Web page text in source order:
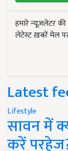
हमारे न्यूज़लेटर
लेटेस्ट ख़बरें मेल
Latest
Lifestyle
सावन में
करें